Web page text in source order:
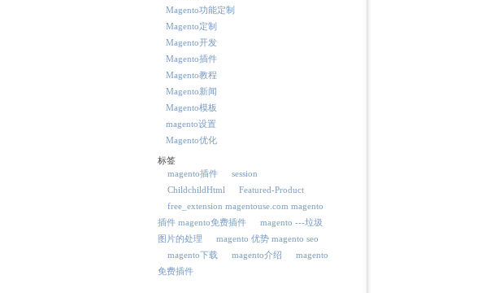
Magento功能定制
Magento定制
Magento开发
Magento插件
Magento教程
Magento新闻
Magento模板
magento设置
Magento优化
标签
magento插件
session
ChildchildHtml
Featured-Product
free_extension magentouse.com magento
插件 magento免费插件
magento ---垃圾
图片的处理
magento 优势 magento seo
magento下载
magento介绍
magento
免费插件